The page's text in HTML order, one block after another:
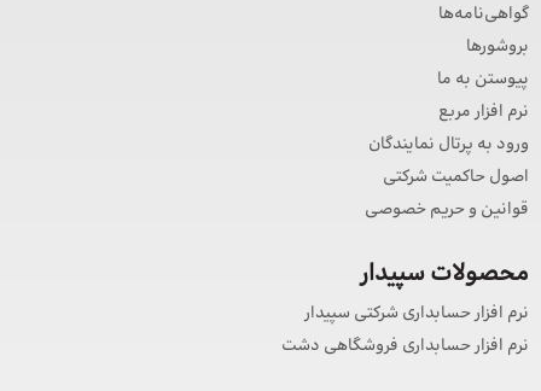
گواهی‌نامه‌ها
بروشورها
پیوستن به ما
نرم افزار مربع
ورود به پرتال نمایندگان
اصول حاکمیت شرکتی
قوانین و حریم خصوصی
محصولات سپیدار
نرم افزار حسابداری شرکتی سپیدار
نرم افزار حسابداری فروشگاهی دشت